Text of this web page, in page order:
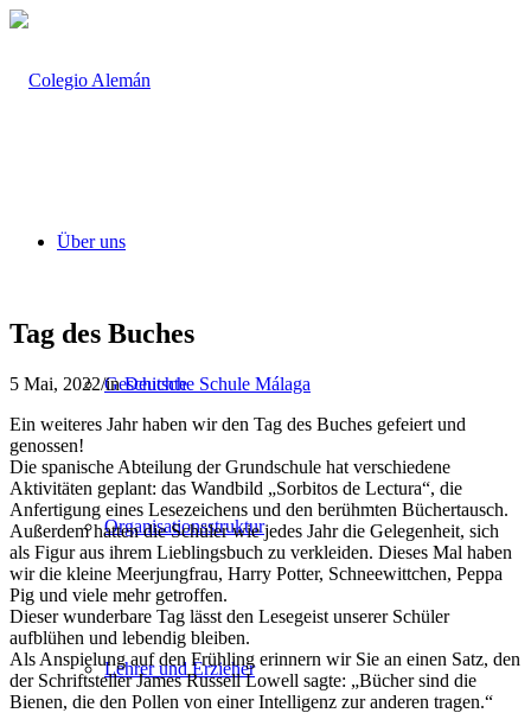
Über uns
Geschichte
Organisationsstruktur
Lehrer und Erzieher
Tag des Buches
5 Mai, 2022/inDeutsche Schule Málaga
Ein weiteres Jahr haben wir den Tag des Buches gefeiert und
genossen!
Die spanische Abteilung der Grundschule hat verschiedene
Aktivitäten geplant: das Wandbild „Sorbitos de Lectura“, die
Anfertigung eines Lesezeichens und den berühmten Büchertausch.
Außerdem hatten die Schüler wie jedes Jahr die Gelegenheit, sich
als Figur aus ihrem Lieblingsbuch zu verkleiden. Dieses Mal haben
wir die kleine Meerjungfrau, Harry Potter, Schneewittchen, Peppa
Pig und viele mehr getroffen.
Dieser wunderbare Tag lässt den Lesegeist unserer Schüler
aufblühen und lebendig bleiben.
Als Anspielung auf den Frühling erinnern wir Sie an einen Satz, den
der Schriftsteller James Russell Lowell sagte: „Bücher sind die
Bienen, die den Pollen von einer Intelligenz zur anderen tragen.“